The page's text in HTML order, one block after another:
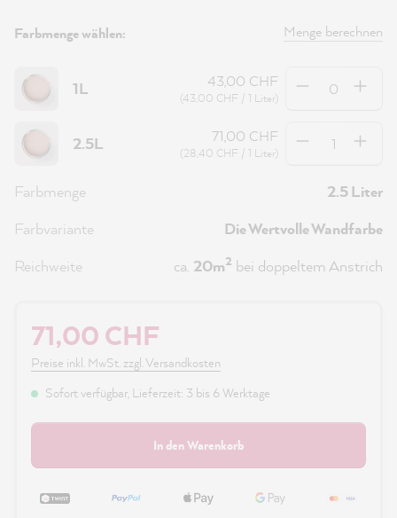
Farbmenge wählen: Menge berechnen
1L 43,00 CHF
(43,00 CHF / 1 Liter)
2.5L 71,00 CHF
(28,40 CHF / 1 Liter)
Farbmenge
2.5 Liter
Farbvariante
Die Wertvolle Wandfarbe
Reichweite
ca. 20m2 bei doppeltem Anstrich
71,00 CHF
Preise inkl. MwSt. zzgl. Versandkosten
Sofort verfügbar, Lieferzeit: 3 bis 6 Werktage
In den Warenkorb